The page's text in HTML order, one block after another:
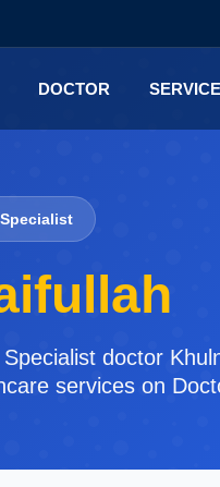
DOCTOR
doctor
services on